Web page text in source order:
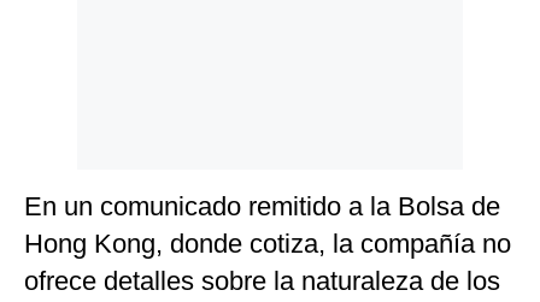
En un comunicado remitido a la Bolsa de
Hong Kong, donde cotiza, la compañía no
ofrece detalles sobre la naturaleza de los